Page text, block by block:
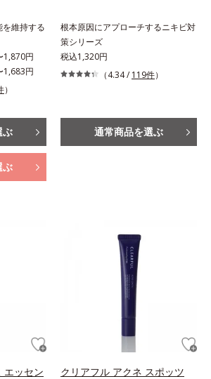
維持する
1,870円
1,683円
）
ぶ
ぶ
根本原因にアプローチするニキビ対
策シリーズ
税込1,320円
（4.34 / 119件）
通常商品を選ぶ
エッセン
クリアフル アクネ スポッツ